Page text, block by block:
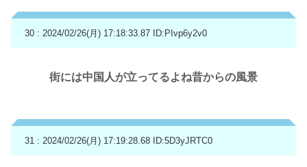
30 : 2024/02/26(月) 17:18:33.87 ID:PIvp6y2v0
街には中国人が立ってるよね昔からの風景
31 : 2024/02/26(月) 17:19:28.68 ID:5D3yJRTC0